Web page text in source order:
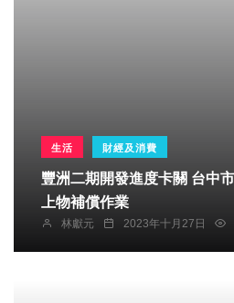
生活 財經及消費
豐洲二期開發進度卡關 台中市議員吳呈賢促加快地
上物補償作業
林獻元 2023年十月27日